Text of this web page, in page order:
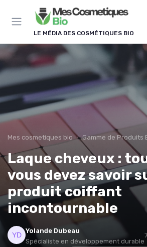
LE MÉDIA DES COSMÉTIQUES BIO
Mes cosmetiques bio Gamme de Produits
Laque cheveux :
vous devez savoir
produit coiffant
incontournable
Yolande Dubeau
Spécialiste en développement durable
Panneau de gestion des cookies